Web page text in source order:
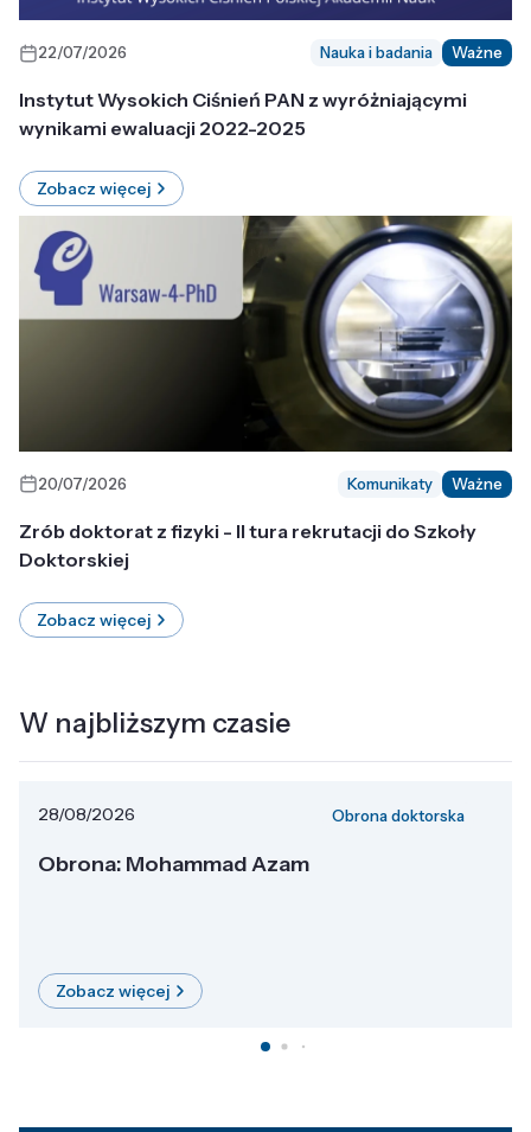
22/07/2026 Nauka i badania Ważne
Instytut Wysokich Ciśnień PAN z wyróżniającymi
wynikami ewaluacji 2022-2025
Zobacz więcej
20/07/2026 Komunikaty Ważne
Zrób doktorat z fizyki - II tura rekrutacji do Szkoły
Doktorskiej
Zobacz więcej
W najbliższym czasie
28/08/2026 Obrona doktorska
Obrona: Mohammad Azam
Zobacz więcej